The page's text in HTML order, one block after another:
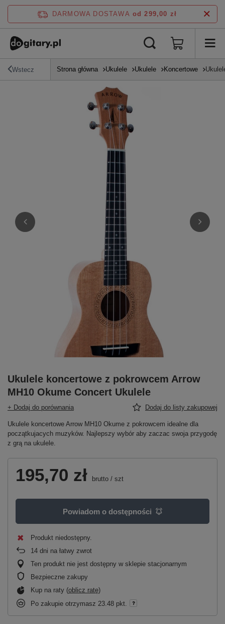
DARMOWA DOSTAWA od 299,00 zł
Wstecz Strona główna Ukulele Ukulele Koncertowe
Ukulele koncertowe z pokrowcem Arrow
MH10 Okume Concert Ukulele
+ Dodaj do porównania Dodaj do listy zakupowej
Ukulele koncertowe Arrow MH10 Okume z pokrowcem idealne dla
początkujacych muzyków. Najlepszy wybór aby zaczac swoja przygodę
z grą na ukulele.
195,70 zł brutto / szt
Powiadom o dostępności
Produkt niedostępny
14 dni na łatwy zwrot
Ten produkt nie jest dostępny w sklepie stacjonarnym
Bezpieczne zakupy
Kup na raty (oblicz ratę)
Po zakupie otrzymasz 23.48 pkt.